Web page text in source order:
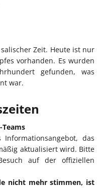
Zeit. Heute ist nur
vorhanden. Es wurden
gefunden, was
war.
das
aktualisiert wird. Bitte
auf der offiziellen
nicht mehr stimmen, ist